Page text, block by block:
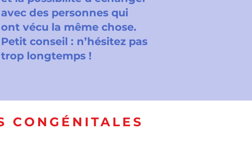
avec des personnes qui
ont vécu la même chose.
Petit conseil : n’hésitez pas
trop longtemps !
CONGÉNITALES